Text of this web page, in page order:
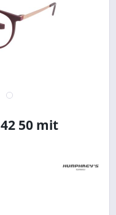
50 mit